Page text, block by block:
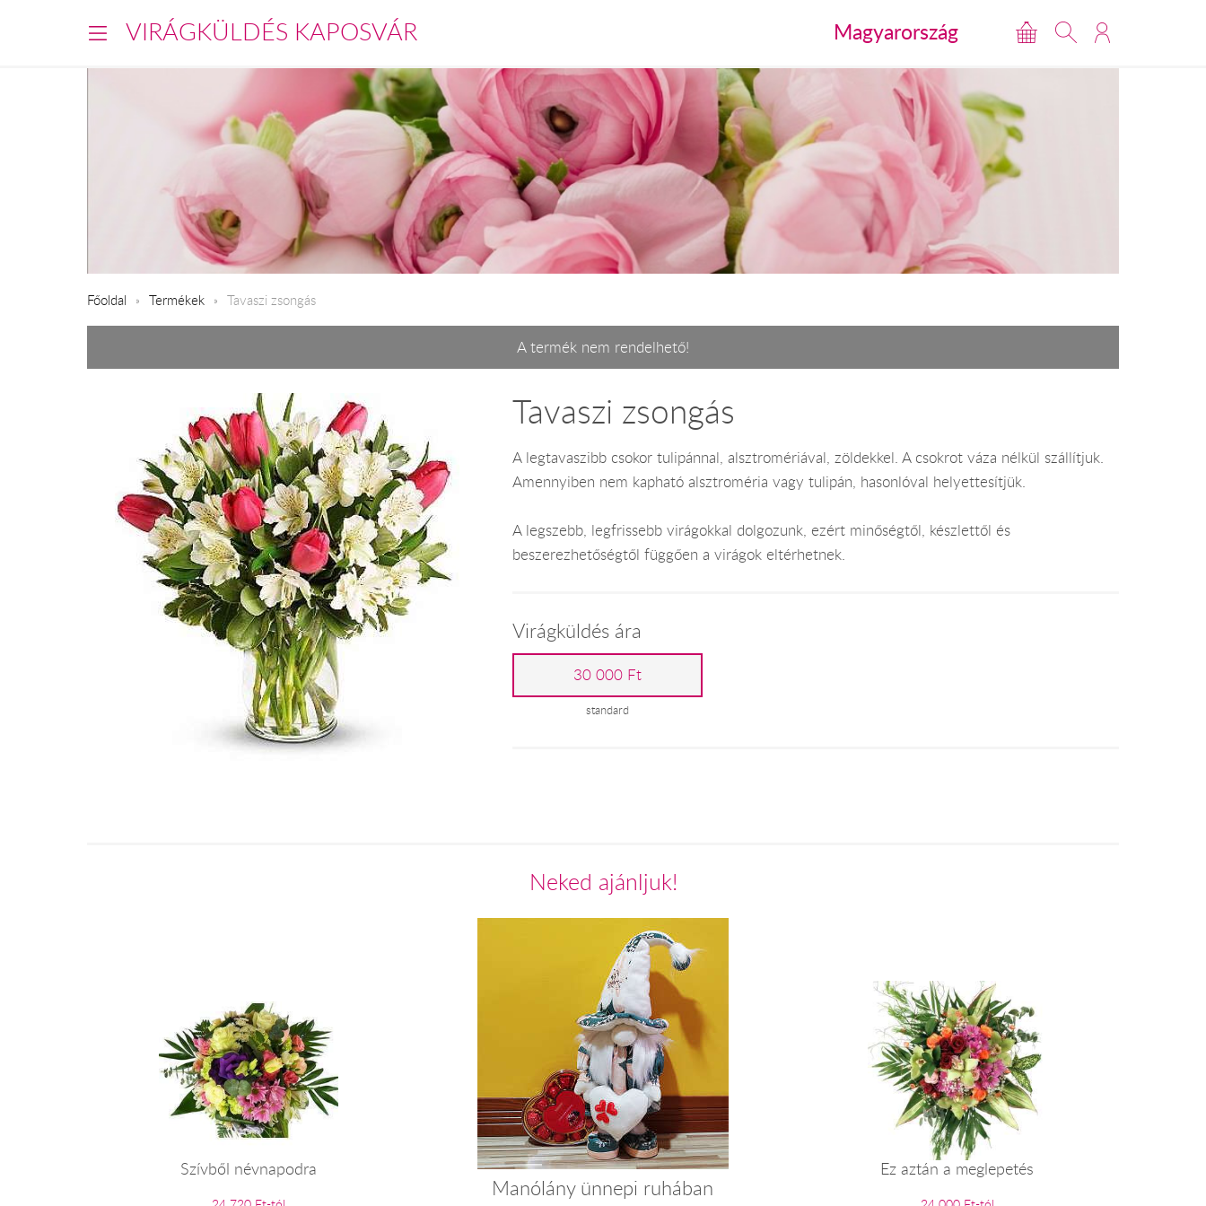
VIRÁGKÜLDÉS KAPOSVÁR Magyarország
Főoldal Termékek Tavaszi zsongás
A termék nem rendelhető!
Tavaszi zsongás
A legtavaszibb csokor tulipánnal, alsztromériával, zöldekkel. A csokrot váza nélkül szállítjuk.
Amennyiben nem kapható alsztroméria vagy tulipán, hasonlóval helyettesítjük.
A legszebb, legfrissebb virágokkal dolgozunk, ezért minőségtől, készlettől és
beszerezhetőségtől függően a virágok eltérhetnek.
Virágküldés ára
30 000 Ft
standard
Neked ajánljuk!
Szívből névnapodra
Manólány ünnepi ruhában
Ez aztán a meglepetés